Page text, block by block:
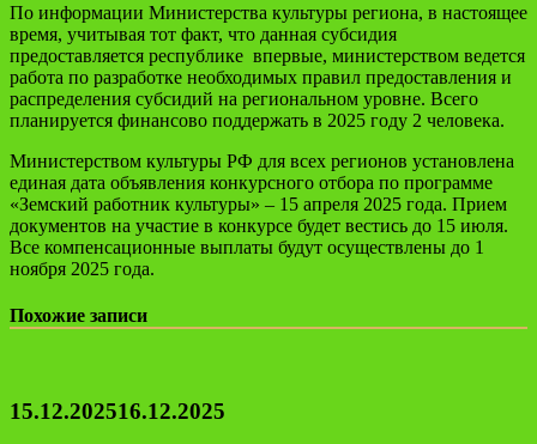
По информации Министерства культуры региона, в настоящее
время, учитывая тот факт, что данная субсидия
предоставляется республике впервые, министерством ведется
работа по разработке необходимых правил предоставления и
распределения субсидий на региональном уровне. Всего
планируется финансово поддержать в 2025 году 2 человека.
Министерством культуры РФ для всех регионов установлена
единая дата объявления конкурсного отбора по программе
«Земский работник культуры» – 15 апреля 2025 года. Прием
документов на участие в конкурсе будет вестись до 15 июля.
Все компенсационные выплаты будут осуществлены до 1
ноября 2025 года.
Похожие записи
15.12.202516.12.2025